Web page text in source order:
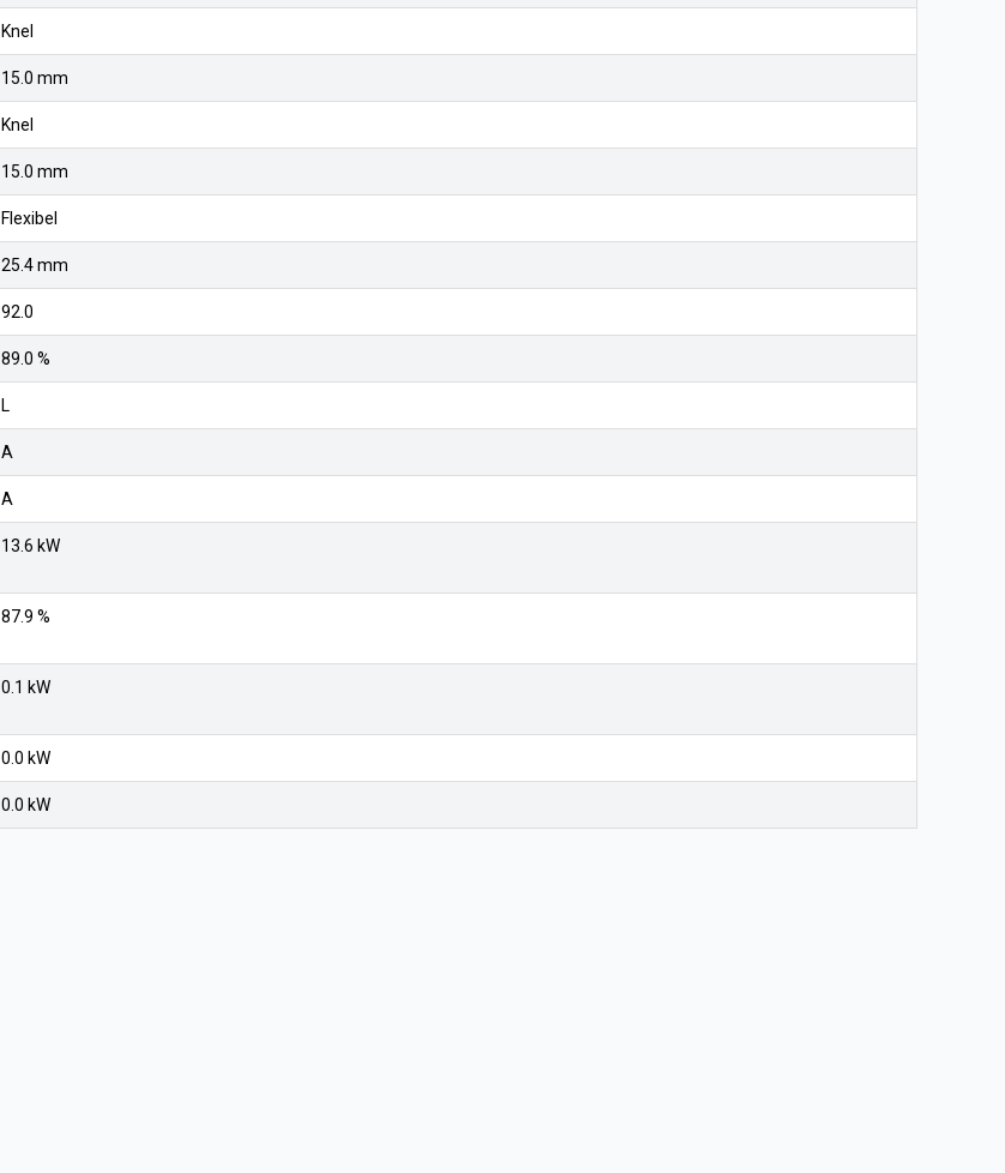
Knel
15.0 mm
Knel
15.0 mm
Flexibel
25.4 mm
92.0
89.0 %
L
A
A
13.6 kW
87.9 %
0.1 kW
0.0 kW
0.0 kW